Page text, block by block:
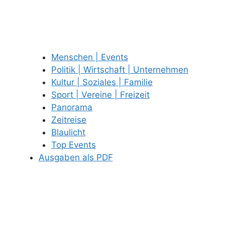
Menschen | Events
Politik | Wirtschaft | Unternehmen
Kultur | Soziales | Familie
Sport | Vereine | Freizeit
Panorama
Zeitreise
Blaulicht
Top Events
Ausgaben als PDF